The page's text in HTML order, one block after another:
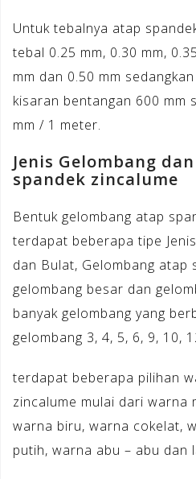
Untuk tebalnya atap
tebal 0.25 mm, 0.30 mm,
mm dan 0.50 mm
kisaran bentangan 600 mm
mm / 1 meter.
Jenis Gelombang
spandek zincalume
Bentuk gelombang atap
terdapat beberapa tipe
dan Bulat, Gelombang atap
gelombang besar dan
banyak gelombang yang
gelombang 3, 4, 5, 6, 9, 10,
terdapat beberapa pilihan
zincalume mulai dari warna
warna biru, warna cokelat,
putih, warna abu – abu dan